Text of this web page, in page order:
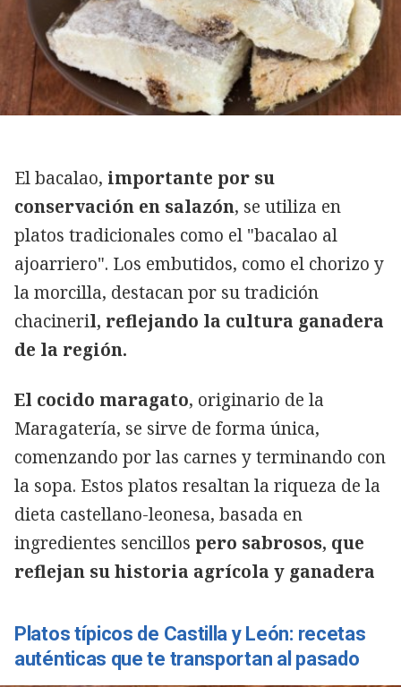
El bacalao, importante por su
conservación en salazón, se utiliza en
platos tradicionales como el "bacalao al
ajoarriero". Los embutidos, como el chorizo y
la morcilla, destacan por su tradición
chacineril, reflejando la cultura ganadera
de la región.
El cocido maragato, originario de la
Maragatería, se sirve de forma única,
comenzando por las carnes y terminando con
la sopa. Estos platos resaltan la riqueza de la
dieta castellano-leonesa, basada en
ingredientes sencillos pero sabrosos, que
reflejan su historia agrícola y ganadera
Platos típicos de Castilla y León: recetas
auténticas que te transportan al pasado